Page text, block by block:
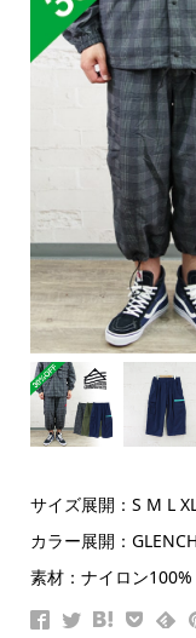
サイズ展開：S M L
カラー展開：
素材：ナイロン100%